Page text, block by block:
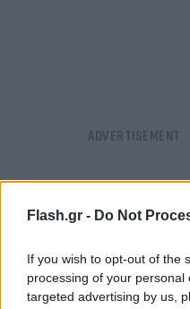
Flash.gr - Do Not
If you wish to opt-out of the
processing of your
targeted advertising by us,